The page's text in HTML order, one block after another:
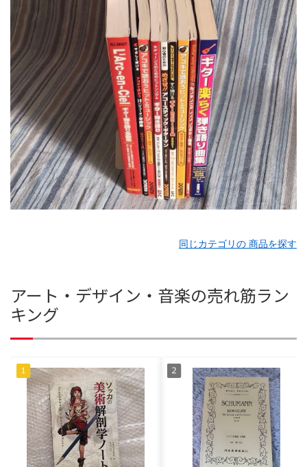
同じカテゴリの 商品を探す
アート・デザイン・音楽の売れ筋ラン
キング